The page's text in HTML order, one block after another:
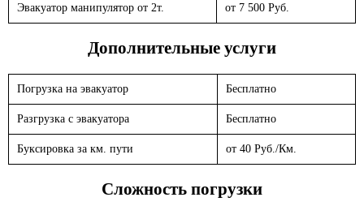
Эвакуатор манипулятор от 2т. от 7 500 Руб.
Дополнительные услуги
Погрузка на эвакуатор Бесплатно
Разгрузка с эвакуатора Бесплатно
Буксировка за км. пути от 40 Руб./Км.
Сложность погрузки